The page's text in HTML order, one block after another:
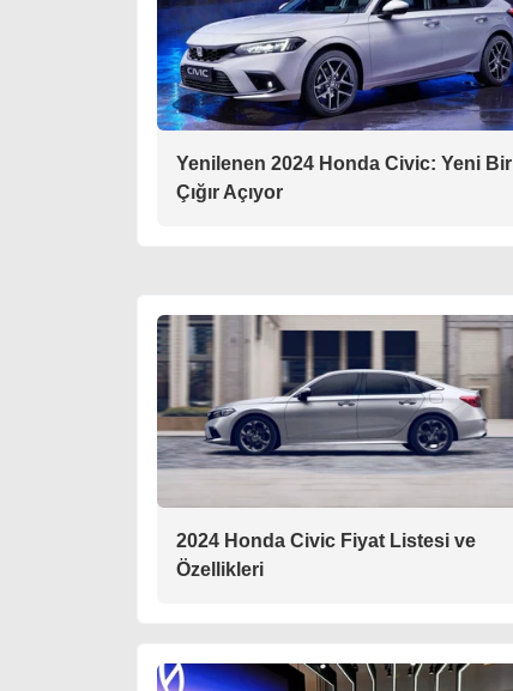
Yenilenen 2024 Honda Civic: Yeni Bir
Çığır Açıyor
2024 Honda Civic Fiyat Listesi ve
Özellikleri